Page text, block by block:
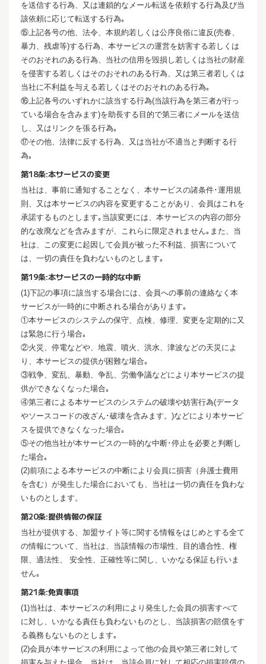
を送信する行為、又は連鎖的なメール転送を依頼する行為及び当
該依頼に応じて転送する行為｡
⑮上記各号の他、法令、本規約若しくは公序良俗に違反(売春、
暴力、残虐等)する行為、本サービスの運営を妨害する若しくは
そのおそれのある行為、当社の信用を毀損し若しくは当社の財産
を侵害する若しくはそのおそれのある行為、又は第三者若しくは
当社に不利益を与える若しくはそのおそれのある行為｡
⑯上記各号のいずれかに該当する行為(当該行為を第三者が行っ
ている場合を含みます)を助長する目的で第三者にメールを送信
し、又はリンクを張る行為｡
⑰その他、法律に反する行為、又は当社が不適当と判断する行
為｡
第18条:本サービスの変更
当社は、事前に通知することなく、本サービスの諸条件･運用規
則、又は本サービスの内容を変更することがあり、会員はこれを
承諾するものとします｡当該変更には、本サービスの内容の部分
的な改廃などを含みますが、これらに限定されません｡また、当
社は、この変更に起因して会員が被った不利益、損害について
は、一切の責任を負わないものとします｡
第19条:本サービスの一時的な中断
(1)下記の事項に該当する場合には、会員への事前の連絡なく本
サービスが一時的に中断される場合があります｡
①本サービスのシステムの保守、点検、修理、変更を定期的に又
は緊急に行う場合｡
②火災、停電などや、地震、噴火、洪水、津波などの天災によ
り、本サービスの提供が困難な場合｡
③戦争、変乱、暴動、争乱、労働争議などにより本サービスの提
供ができなくなった場合｡
④第三者による本サービスのシステムの破壊や妨害行為(データ
やソースコードの改ざん･破壊を含みます。)などにより本サービ
スを提供できなくなった場合｡
⑤その他当社が本サービスの一時的な中断･停止を必要と判断し
た場合｡
(2)前項による本サービスの中断により会員に損害（弁護士費用
を含む）が発生した場合においても、当社は一切の責任を負わな
いものとします。
第20条:提供情報の保証
当社が提供する、加盟サイト等に関する情報をはじめとする全て
の情報について、当社は、当該情報の市場性、目的適合性、権
限、適法性、 安全性、正確性等に関し、いかなる保証も行いま
せん｡
第21条:免責事項
(1)当社は、本サービスの利用により発生した会員の損害すべて
に対し、いかなる責任も負わないものとし、当該損害の賠償をす
る義務もないものとします｡
(2)会員が本サービスの利用によって他の会員や第三者に対して